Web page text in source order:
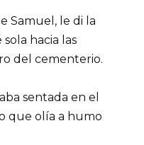
Samuel, le di la
hacia las
del cementerio.
sentada en el
que olía a humo